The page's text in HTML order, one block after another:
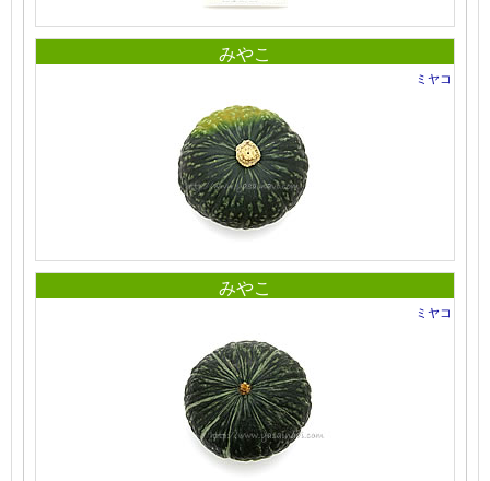
みやこ
ミヤコ
みやこ
ミヤコ